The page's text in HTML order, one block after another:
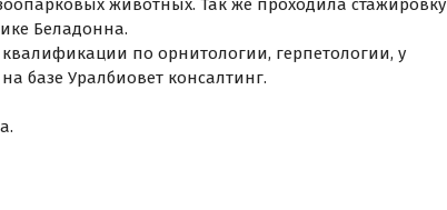
животных. Так же проходила стажировку
Беладонна.
по орнитологии, герпетологии, у
базе Уралбиовет консалтинг.